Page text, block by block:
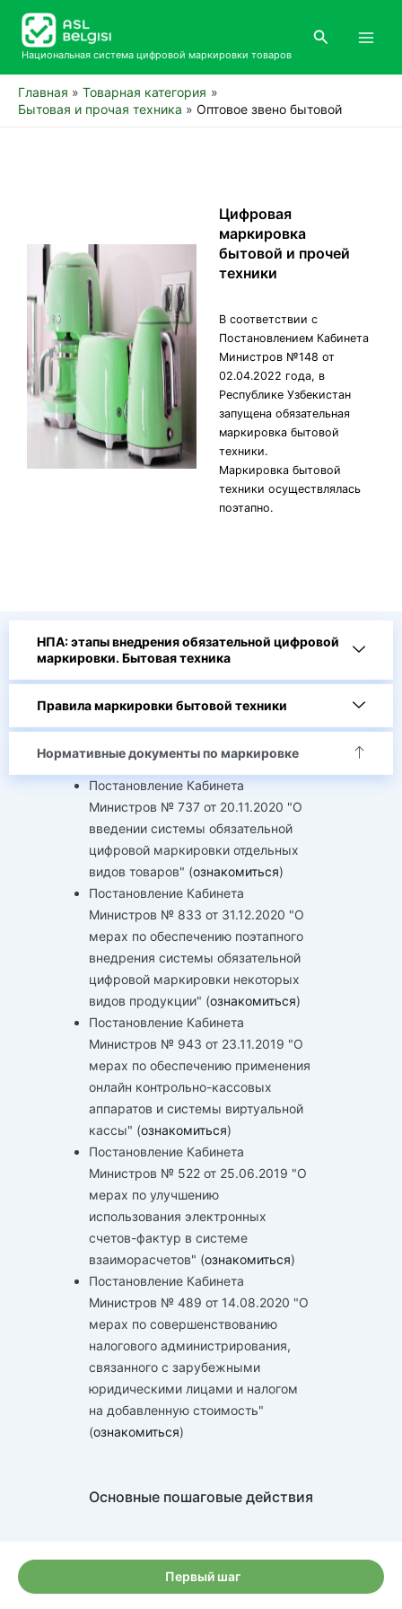
Перейти
содержимому
Национальная система цифровой маркировки товаров
Поиск
Главная
Товарная категория
Бытовая и прочая техника
Оптовое звено бытовой
Цифровая
маркировка
бытовой и прочей
техники
В соответствии с
Постановлением Кабинета
Министров №148 от
02.04.2022 года, в
Республике Узбекистан
запущена обязательная
маркировка бытовой
техники.
Маркировка бытовой
техники осуществлялась
поэтапно.
НПА: этапы внедрения обязательной цифровой
маркировки. Бытовая техника
Правила маркировки бытовой техники
Нормативные документы по маркировке
Постановление Кабинета
Министров № 737 от 20.11.2020 "О
введении системы обязательной
цифровой маркировки отдельных
видов товаров" (ознакомиться)
Постановление Кабинета
Министров № 833 от 31.12.2020 "О
мерах по обеспечению поэтапного
внедрения системы обязательной
цифровой маркировки некоторых
видов продукции" (ознакомиться)
Постановление Кабинета
Министров № 943 от 23.11.2019 "О
мерах по обеспечению применения
онлайн контрольно-кассовых
аппаратов и системы виртуальной
кассы" (ознакомиться)
Постановление Кабинета
Министров № 522 от 25.06.2019 "О
мерах по улучшению
использования электронных
счетов-фактур в системе
взаиморасчетов" (ознакомиться)
Постановление Кабинета
Министров № 489 от 14.08.2020 "О
мерах по совершенствованию
налогового администрирования,
связанного с зарубежными
юридическими лицами и налогом
на добавленную стоимость"
(ознакомиться)
Основные пошаговые действия
Первый шаг